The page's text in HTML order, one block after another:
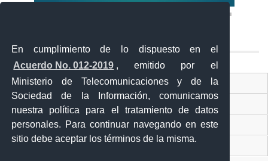
En cumplimiento de lo dispuesto en el
Acuerdo No. 012-2019 , emitido por el
Ministerio de Telecomunicaciones y de la
Sociedad de la Información, comunicamos
nuestra política para el tratamiento de datos
personales. Para continuar navegando en este
sitio debe aceptar los términos de la misma.
Ventanilla Única Virtual
Ventanilla Única de Comercio Exterior
Gobierno Abierto